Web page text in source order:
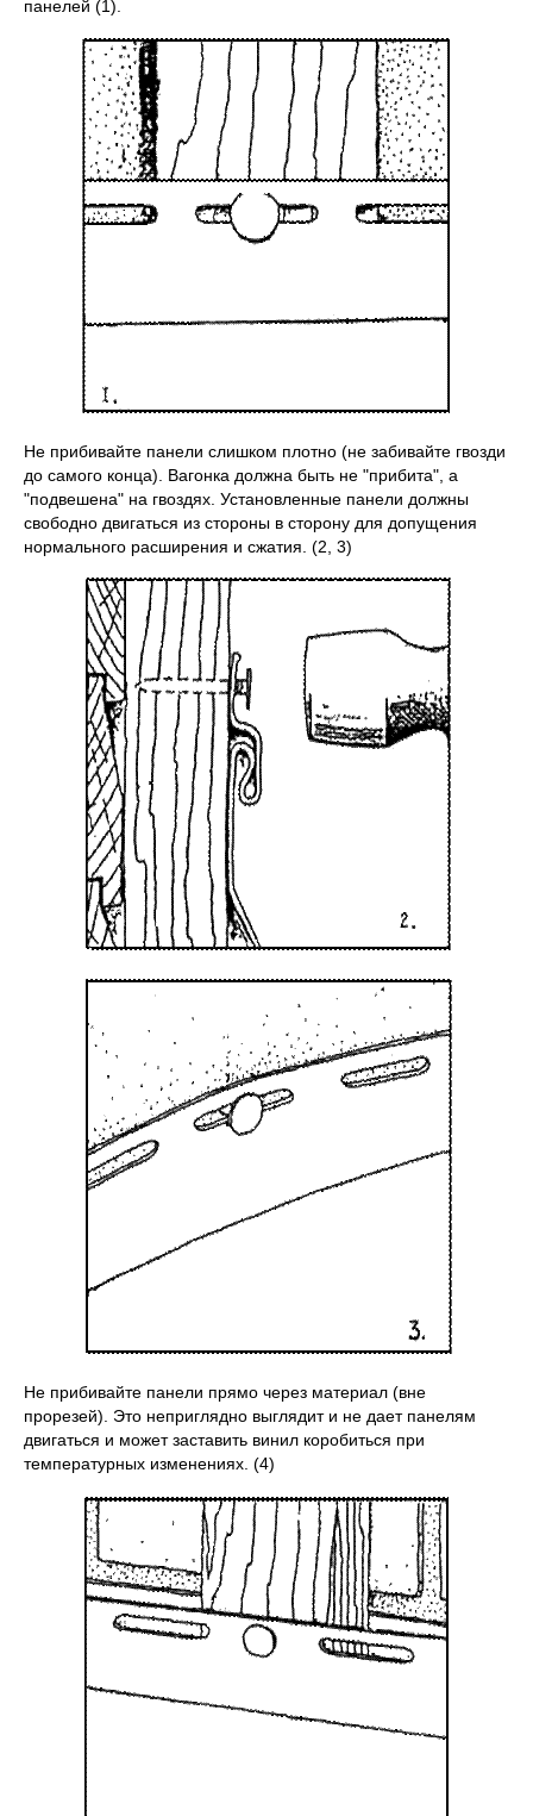
панелей (1).
Не прибивайте панели слишком плотно (не забивайте гвозди
до самого конца). Вагонка должна быть не "прибита", а
"подвешена" на гвоздях. Установленные панели должны
свободно двигаться из стороны в сторону для допущения
нормального расширения и сжатия. (2, 3)
Не прибивайте панели прямо через материал (вне
прорезей). Это неприглядно выглядит и не дает панелям
двигаться и может заставить винил коробиться при
температурных изменениях. (4)